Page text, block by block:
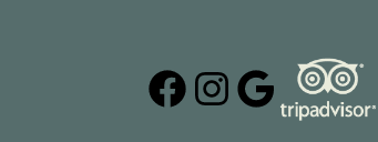
Facebook
Instagram
Google